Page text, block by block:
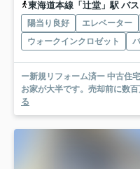
東海道本線「辻堂」駅 バス10分 神
陽当り良好 エレベーター
ウォークインクロゼット
ー新規リフォーム済ー 中古住
お家が大半です。売却前に数
る